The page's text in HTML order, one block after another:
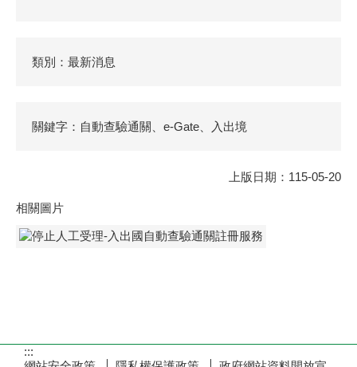
類別：最新消息
關鍵字：自動查驗通關、e-Gate、入出境
上版日期：115-05-20
相關圖片
:::